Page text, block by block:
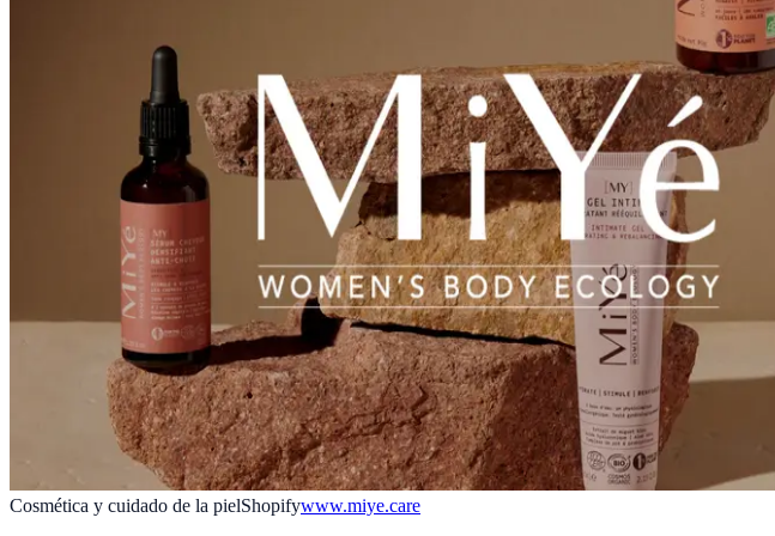
Cosmética y cuidado de la pielShopifywww.miye.care